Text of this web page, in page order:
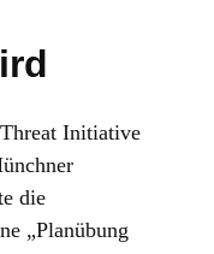
Initiative
die
„Planübung